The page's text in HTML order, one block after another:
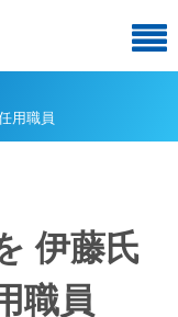
用職員
伊藤氏
職員